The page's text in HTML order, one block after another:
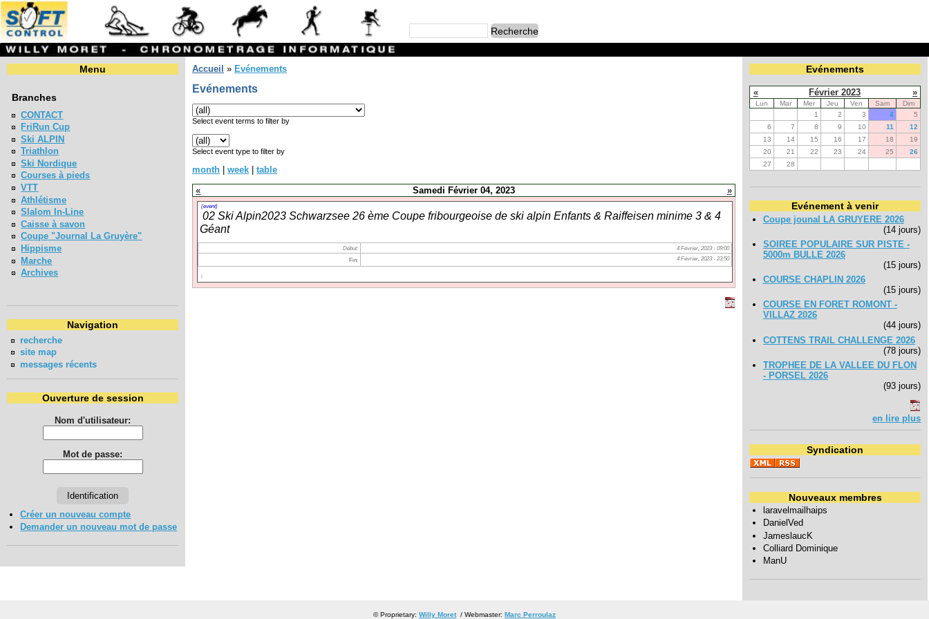
Menu
Branches
CONTACT
FriRun Cup
Ski ALPIN
Triathlon
Ski Nordique
Courses à pieds
VTT
Athlétisme
Slalom In-Line
Caisse à savon
Coupe "Journal La Gruyère"
Hippisme
Marche
Archives
Navigation
recherche
site map
messages récents
Ouverture de session
Nom d'utilisateur:
Mot de passe:
Créer un nouveau compte
Demander un nouveau mot de passe
Accueil » Evénements
Evénements
Select event terms to filter by
Select event type to filter by
month week
table
«
Samedi Février 04, 2023 »
(event)
02 Ski Alpin2023 Schwarzsee 26 ème Coupe fribourgeoise de ski alpin Enfants & Raiffeisen minime 3 & 4
Géant
Début:
4 Février, 2023 - 09:00
Fin:
4 Février, 2023 - 23:50
Evénements
« Février 2023 »
Lun Mar Mer Jeu Ven Sam
Dim
1
2 3 4
5
6
7 8 9 10 11
12
13
14 15 16 17 18
19
20
21 22 23 24 25
26
27
28
Evénement à venir
Coupe jounal LA GRUYERE 2026
(14 jours)
SOIREE POPULAIRE SUR PISTE -
5000m BULLE 2026
(15 jours)
COURSE CHAPLIN 2026
(15 jours)
COURSE EN FORET ROMONT -
VILLAZ 2026
(44 jours)
COTTENS TRAIL CHALLENGE 2026
(78 jours)
TROPHEE DE LA VALLEE DU FLON
- PORSEL 2026
(93 jours)
en lire plus
Syndication
Nouveaux membres
laravelmailhaips
DanielVed
JameslaucK
Colliard Dominique
ManU
© Proprietary: Willy Moret/ Webmaster: Marc Perroulaz